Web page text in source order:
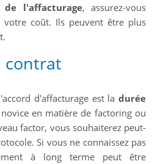
l'affacturage, assurez-vous
coût. Ils peuvent être plus
contrat
d'affacturage est la durée
en matière de factoring ou
factor, vous souhaiterez peut-
Si vous ne connaissez pas
à long terme peut être